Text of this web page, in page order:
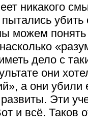
никакого
убить
можем понять
дело с
они
а они убили
Эти
и всё. Таков